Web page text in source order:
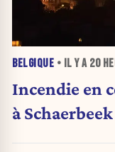
BELGIQUE • IL Y A 20
Incendie en
à Schaerbeek